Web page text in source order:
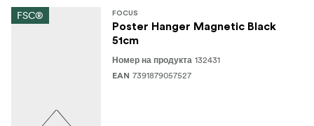
FSC® FOCUS
Poster Hanger Magnetic Black
51cm
Номер на продукта 132431
EAN 7391879057527